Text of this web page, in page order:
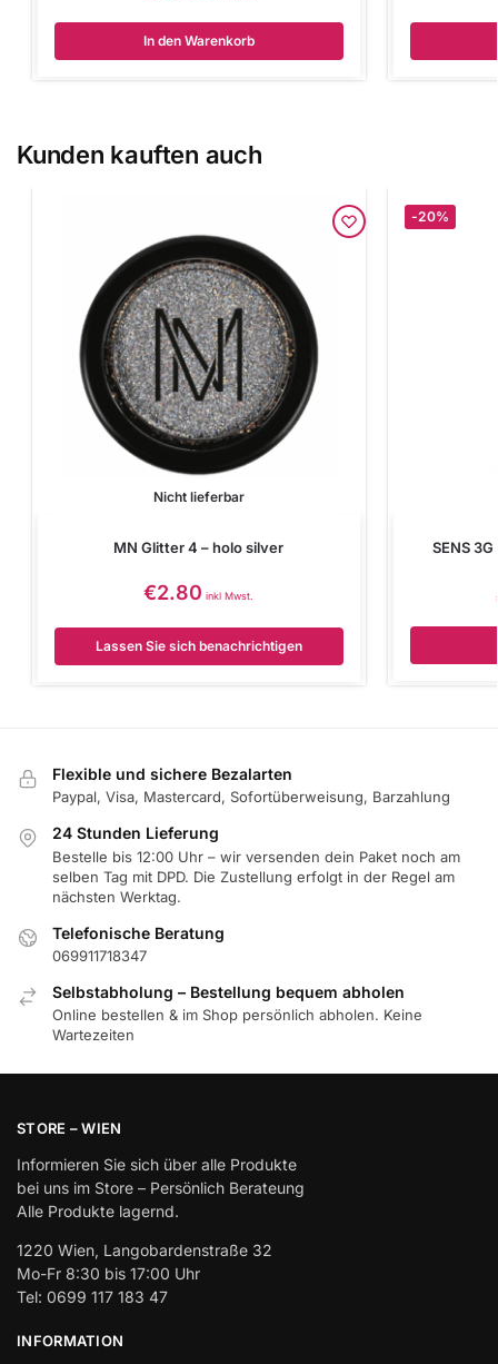
In den Warenkorb
Kunden kauften auch
Nicht lieferbar
MN Glitter 4 – holo silver
€2.80 inkl Mwst.
Lassen Sie sich benachrichtigen
-20%
SENS
Flexible und sichere Bezalarten
Paypal, Visa, Mastercard, Sofortüberweisung, Barzahlung
24 Stunden Lieferung
Bestelle bis 12:00 Uhr – wir versenden dein Paket noch am
selben Tag mit DPD. Die Zustellung erfolgt in der Regel am
nächsten Werktag.
Telefonische Beratung
069911718347
Selbstabholung – Bestellung bequem abholen
Online bestellen & im Shop persönlich abholen. Keine
Wartezeiten
STORE – WIEN
Informieren Sie sich über alle Produkte
bei uns im Store – Persönlich Berateung
Alle Produkte lagernd.
1220 Wien, Langobardenstraße 32
Mo-Fr 8:30 bis 17:00 Uhr
Tel: 0699 117 183 47
INFORMATION